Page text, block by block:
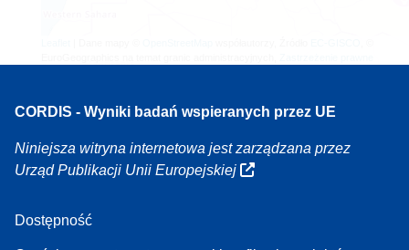
CORDIS - Wyniki badań wspieranych przez UE
Niniejsza witryna internetowa jest zarządzana przez
Urząd Publikacji Unii Europejskiej
Dostępność